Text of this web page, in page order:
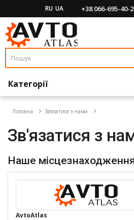
RU UA +38 066-695-40-
Категорії
Головна Зв'язатися з нами
Зв'язатися з
Наше
AvtoAtlas